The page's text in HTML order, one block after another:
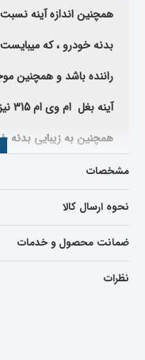
همچنین اندازه آینه
بدنه خودرو ، که
راننده باشد و همچنین
همچنین به زیبایی بدنه
ارائه شده توسط شرکت
بکار گیری شده توسط
کیفیت کنترل شده و
مشخصات
نحوه ارسال کالا
ضمانت محصول و خدمات
نظرات